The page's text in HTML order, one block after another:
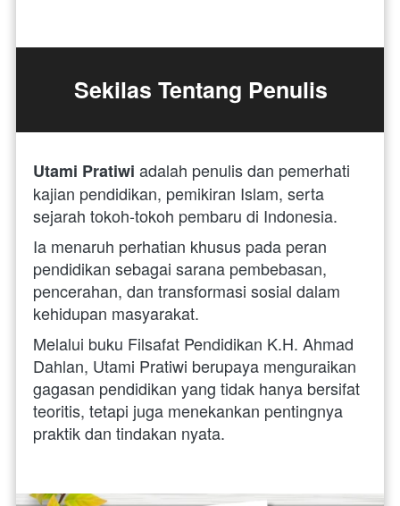
Sekilas Tentang Penulis
Utami Pratiwi adalah penulis dan pemerhati
kajian pendidikan, pemikiran Islam, serta
sejarah tokoh-tokoh pembaru di Indonesia.
Ia menaruh perhatian khusus pada peran
pendidikan sebagai sarana pembebasan,
pencerahan, dan transformasi sosial dalam
kehidupan masyarakat.
Melalui buku Filsafat Pendidikan K.H. Ahmad
Dahlan, Utami Pratiwi berupaya menguraikan
gagasan pendidikan yang tidak hanya bersifat
teoritis, tetapi juga menekankan pentingnya
praktik dan tindakan nyata.